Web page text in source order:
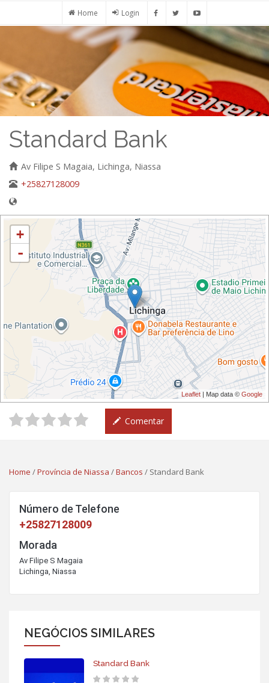
principal
Home Login
Standard Bank
Av Filipe S Magaia, Lichinga, Niassa
+25827128009
+
-
Leaflet | Map data © Google
Comentar
ESTÁ
AQUI
Home /Província de Niassa /Bancos / Standard Bank
Número de Telefone
+25827128009
Morada
Av Filipe S Magaia
Lichinga Niassa
NEGÓCIOS SIMILARES
Standard Bank